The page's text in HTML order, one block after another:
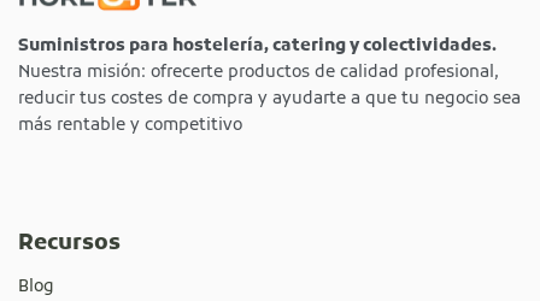
Suministros para hostelería, catering y colectividades.
Nuestra misión: ofrecerte productos de calidad profesional,
reducir tus costes de compra y ayudarte a que tu negocio sea
más rentable y competitivo
Recursos
Blog